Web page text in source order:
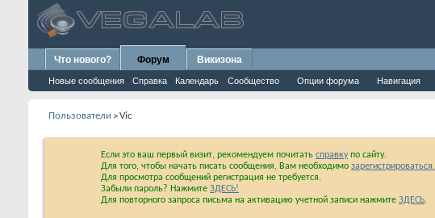
Что нового? Форум
Новые сообщения Справка Календарь Сообщество Опции форума Навигация
Викизона
Пользователи> Vic
Если это ваш первый визит, рекомендуем почитать справкупо сайту.
Для того, чтобы начать писать сообщения, Вам необходимо зарегистрироваться.
Для просмотра сообщений регистрация не требуется.
Забыли пароль? Нажмите ЗДЕСЬ!
Для повторного запроса письма на активацию учетной записи нажмите ЗДЕСЬ.